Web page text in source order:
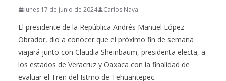
lunes 17 de junio de 2024 Carlos Nava
El presidente de la República Andrés Manuel López
Obrador, dio a conocer que el próximo fin de semana
viajará junto con Claudia Sheinbaum, presidenta electa, a
los estados de Veracruz y Oaxaca con la finalidad de
evaluar el Tren del Istmo de Tehuantepec.